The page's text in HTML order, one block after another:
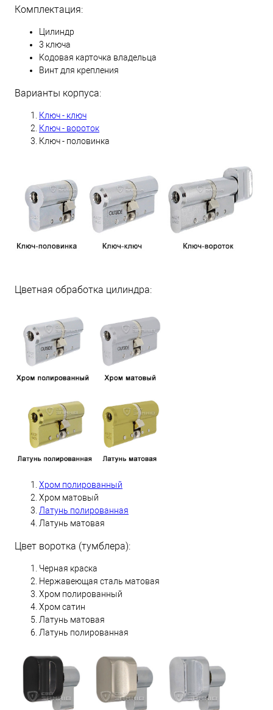
Комплектация:
Цилиндр
3 ключа
Кодовая карточка владельца
Винт для крепления
Варианты корпуса:
Ключ - ключ
Ключ - вороток
Ключ - половинка
Цветная обработка цилиндра:
Хром полированный
Хром матовый
Латунь полированная
Латунь матовая
Цвет воротка (тумблера):
Черная краска
Нержавеющая сталь матовая
Хром полированный
Хром сатин
Латунь матовая
Латунь полированная